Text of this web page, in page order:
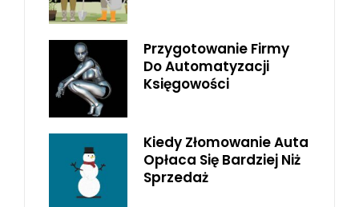
Przygotowanie Firmy
Do Automatyzacji
Księgowości
Kiedy Złomowanie Auta
Opłaca Się Bardziej Niż
Sprzedaż